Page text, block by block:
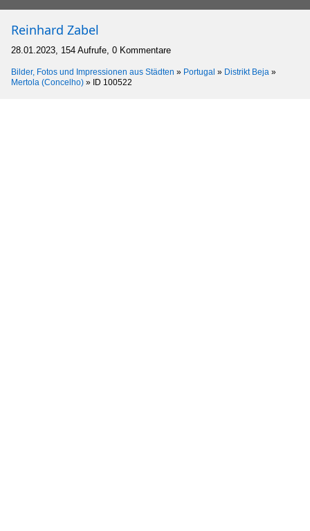
Reinhard Zabel
28.01.2023, 154 Aufrufe, 0 Kommentare
Bilder, Fotos und Impressionen aus Städten » Portugal » Distrikt Beja »
Mertola (Concelho) » ID 100522